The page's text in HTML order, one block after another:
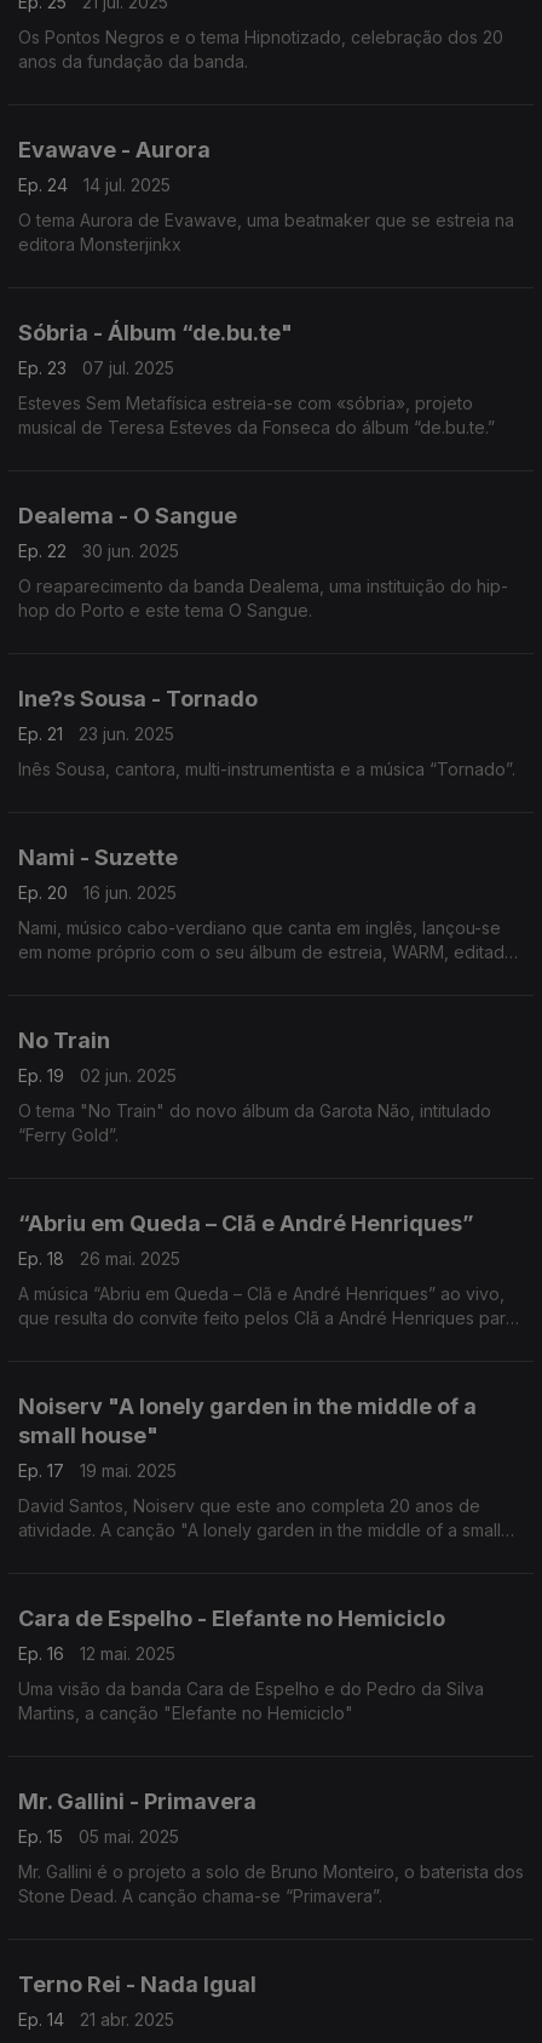
Os Pontos Negros e o tema Hipnotizado, celebração dos 20
anos da fundação da banda.
Evawave - Aurora
Ep. 24
14 jul. 2025
O tema Aurora de Evawave, uma beatmaker que se estreia na
editora Monsterjinkx
Sóbria - Álbum “de.bu.te"
Ep. 23
07 jul. 2025
Esteves Sem Metafísica estreia-se com «sóbria», projeto
musical de Teresa Esteves da Fonseca do álbum “de.bu.te.”
Dealema - O Sangue
Ep. 22
30 jun. 2025
O reaparecimento da banda Dealema, uma instituição do hip-
hop do Porto e este tema O Sangue.
Ine?s Sousa - Tornado
Ep. 21
23 jun. 2025
Inês Sousa, cantora, multi-instrumentista e a música “Tornado”.
Nami - Suzette
Ep. 20
16 jun. 2025
Nami, músico cabo-verdiano que canta em inglês, lançou-se
em nome próprio com o seu álbum de estreia, WARM, editado
No Train
Ep. 19
02 jun. 2025
O tema "No Train" do novo álbum da Garota Não, intitulado
“Ferry Gold”.
“Abriu em Queda – Clã e André Henriques”
Ep. 18
26 mai. 2025
A música “Abriu em Queda – Clã e André Henriques” ao vivo,
que resulta do convite feito pelos Clã a André Henriques para
Noiserv "A lonely garden in the middle of a
small house"
Ep. 17
19 mai. 2025
David Santos, Noiserv que este ano completa 20 anos de
atividade. A canção "A lonely garden in the middle of a small
Cara de Espelho - Elefante no Hemiciclo
Ep. 16
12 mai. 2025
Uma visão da banda Cara de Espelho e do Pedro da Silva
Martins, a canção "Elefante no Hemiciclo"
Mr. Gallini - Primavera
Ep. 15
05 mai. 2025
Mr. Gallini é o projeto a solo de Bruno Monteiro, o baterista dos
Stone Dead. A canção chama-se “Primavera”.
Terno Rei - Nada Igual
Ep. 14
21 abr. 2025